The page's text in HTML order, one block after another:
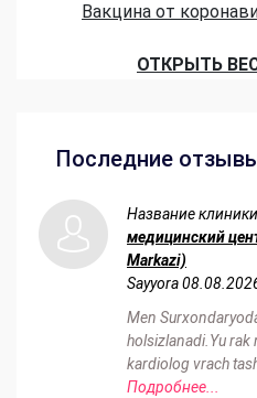
Вакцина от
ОТКРЫТЬ
Последние
Название
медицинский
Markazi)
Sayyora
Men
holsizlanadi.Yu rak
kardiolog vrach
Подробнее...